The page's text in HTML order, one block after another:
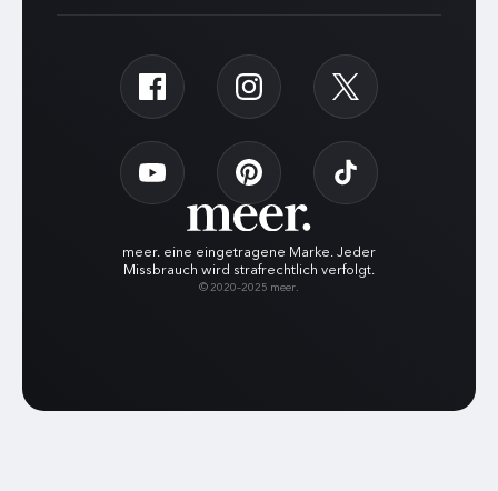
meer. eine eingetragene Marke. Jeder
Missbrauch wird strafrechtlich verfolgt.
© 2020–2025 meer.